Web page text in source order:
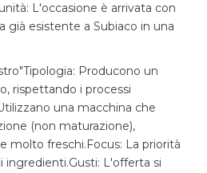
L'occasione è arrivata con
già esistente a Subiaco in una
Producono un
rispettando i processi
una macchina che
(non maturazione),
molto freschi.Focus: La priorità
ingredienti.Gusti: L'offerta si